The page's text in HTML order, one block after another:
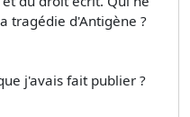
tragédie d'Antigène ?
j'avais fait publier ?